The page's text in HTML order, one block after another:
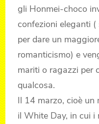
gli Honmei-choco
confezioni eleganti
per dare un
romanticismo) e
mariti o ragazzi per
qualcosa.
Il 14 marzo, cioè un
il White Day, in cui i